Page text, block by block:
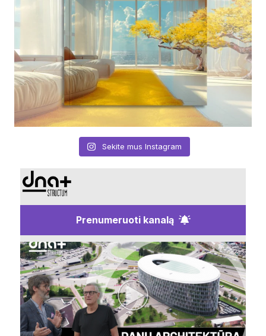
Sekite mus Instagram
Prenumeruoti kanalą